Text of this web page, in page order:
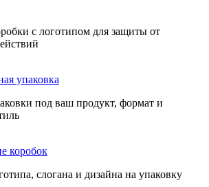
с логотипом для защиты от
упаковка
под ваш продукт, формат и
коробок
слогана и дизайна на упаковку